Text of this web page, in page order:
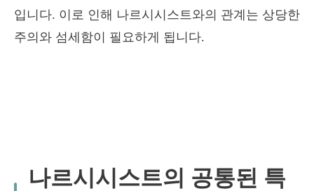
입니다. 이로 인해 나르시시스트와의 관계는 상당한
주의와 섬세함이 필요하게 됩니다.
나르시시스트의 공통된 특